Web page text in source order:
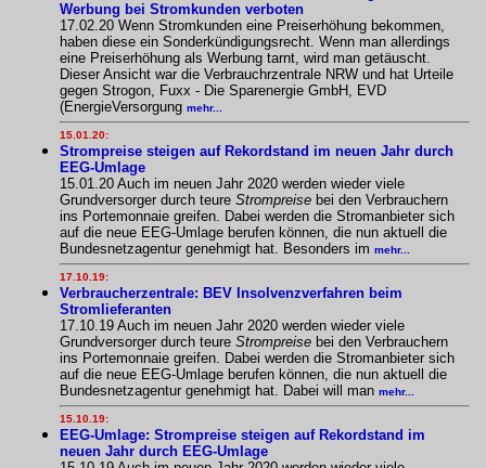
Werbung bei Stromkunden verboten
17.02.20 Wenn Stromkunden eine Preiserhöhung bekommen,
haben diese ein Sonderkündigungsrecht. Wenn man allerdings
eine Preiserhöhung als Werbung tarnt, wird man getäuscht.
Dieser Ansicht war die Verbrauchrzentrale NRW und hat Urteile
gegen Strogon, Fuxx - Die Sparenergie GmbH, EVD
(EnergieVersorgung mehr...
15.01.20:
Strompreise steigen auf Rekordstand im neuen Jahr durch
EEG-Umlage
15.01.20 Auch im neuen Jahr 2020 werden wieder viele
Grundversorger durch teure Strompreise bei den Verbrauchern
ins Portemonnaie greifen. Dabei werden die Stromanbieter sich
auf die neue EEG-Umlage berufen können, die nun aktuell die
Bundesnetzagentur genehmigt hat. Besonders im mehr...
17.10.19:
Verbraucherzentrale: BEV Insolvenzverfahren beim
Stromlieferanten
17.10.19 Auch im neuen Jahr 2020 werden wieder viele
Grundversorger durch teure Strompreise bei den Verbrauchern
ins Portemonnaie greifen. Dabei werden die Stromanbieter sich
auf die neue EEG-Umlage berufen können, die nun aktuell die
Bundesnetzagentur genehmigt hat. Dabei will man mehr...
15.10.19:
EEG-Umlage: Strompreise steigen auf Rekordstand im
neuen Jahr durch EEG-Umlage